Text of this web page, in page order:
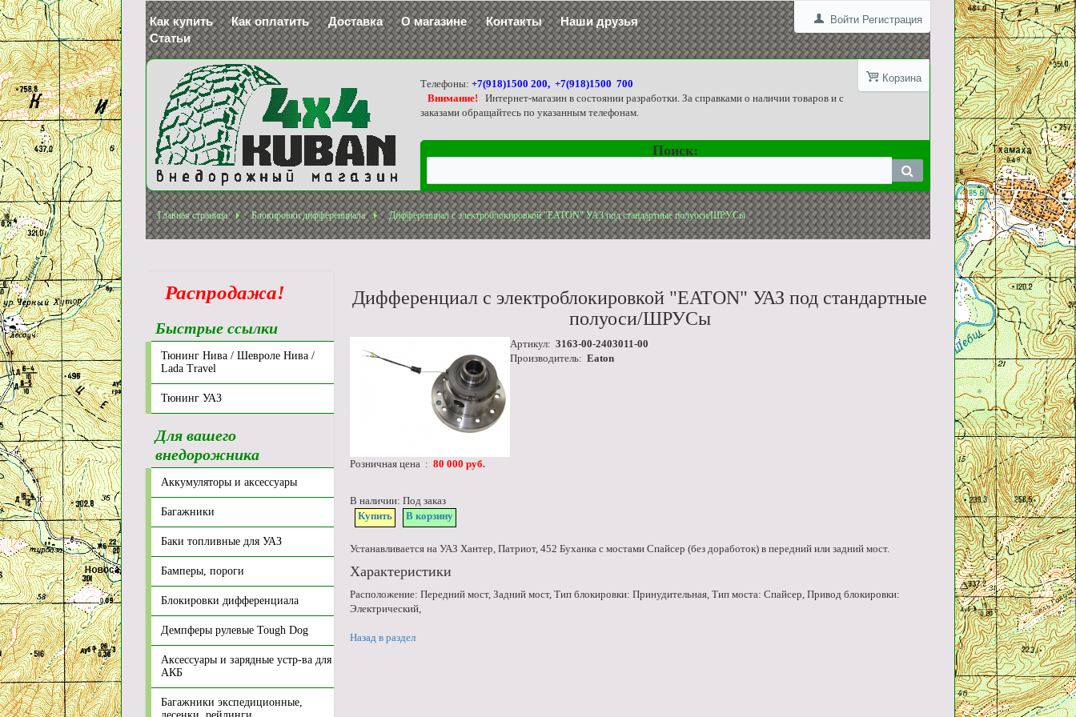
Войти Регистрация
Как купить Как оплатить Доставка О магазине Контакты
Наши друзья
Статьи
Корзина
Телефоны:+7(918)1500 200, +7(918)1500 700
Внимание!
Интернет-магазин в состоянии разработки. За справками о наличии товаров и с
заказами обращайтесь по указанным телефонам.
Поиск:
Главная страница Блокировки дифференциала Дифференциал с электроблокировкой "EATON" УАЗ под стандартные полуоси/ШРУСы
Дифференциал с электроблокировкой "EATON" УАЗ под стандартные
полуоси/ШРУСы
Артикул: 3163-00-2403011-00
Производитель: Eaton
Розничная цена : 80 000 руб.
В наличии: Под заказ
Купить
В корзину
Устанавливается на УАЗ Хантер, Патриот, 452 Буханка с мостами Спайсер (без доработок) в передний или задний мост.
Характеристики
Расположение: Передний мост, Задний мост, Тип блокировки: Принудительная, Тип моста: Спайсер, Привод блокировки:
Электрический,
Назад в раздел
Распродажа!
Быстрые ссылки
Тюнинг Нива / Шевроле Нива /
Lada Travel
Тюнинг УАЗ
Для вашего
внедорожника
Аккумуляторы и аксессуары
Багажники
Баки топливные для УАЗ
Бамперы, пороги
Блокировки дифференциала
Демпферы рулевые Tough Dog
Аксессуары и зарядные устр-ва для
АКБ
Багажники экспедиционные,